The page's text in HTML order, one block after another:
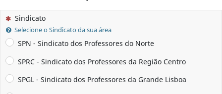
(Esta questão é obrigatória)
Sindicato
Selecione o Sindicato da sua área
SPN - Sindicato dos Professores do Norte
SPRC - Sindicato dos Professores da Região Centro
SPGL - Sindicato dos Professores da Grande Lisboa